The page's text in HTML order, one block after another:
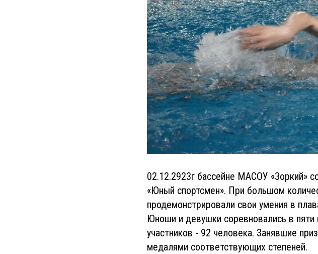
02.12.2923г бассейне МАСОУ «Зоркий»
«Юный спортсмен». При большом
продемонстрировали свои умения в
Юноши и девушки соревновались в
участников - 92 человека. Занявшие
медалями соответствующих степеней.